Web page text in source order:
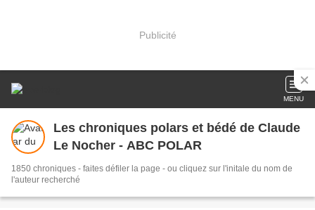
Publicité
MENU
Les chroniques polars et bédé de Claude
Le Nocher - ABC POLAR
1850 chroniques - faites défiler la page - ou cliquez sur l'initale du nom de
l'auteur recherché